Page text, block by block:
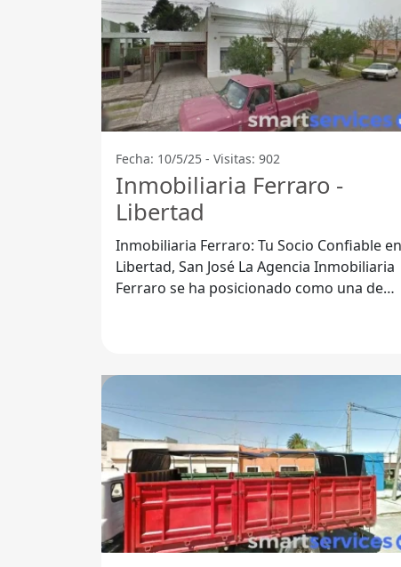
Fecha: 10/5/25 - Visitas: 902
Inmobiliaria Ferraro -
Libertad
Inmobiliaria Ferraro: Tu Socio Confiable en
Libertad, San José La Agencia Inmobiliaria
Ferraro se ha posicionado como una de